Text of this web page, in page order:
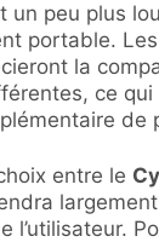
un peu plus
portable.
la
ce qui
de
entre le
l’utilisateur.